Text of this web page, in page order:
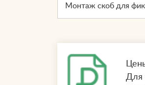
Монтаж скоб для
Для